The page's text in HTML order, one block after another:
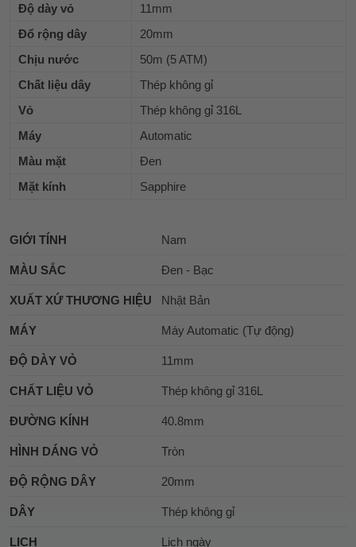
Độ dày vỏ
11mm
Đổ rộng dây
20mm
Chịu nước
50m (5 ATM)
Chất liệu dây
Thép không gỉ
Vỏ
Thép không gỉ 316L
Máy
Automatic
Màu mặt
Đen
Mặt kính
Sapphire
GIỚI TÍNH Nam
MÀU SẮC Đen - Bạc
XUẤT XỨ THƯƠNG HIỆU Nhật Bản
MÁY Máy Automatic (Tự động)
ĐỘ DÀY VỎ 11mm
CHẤT LIỆU VỎ Thép không gỉ 316L
ĐƯỜNG KÍNH 40.8mm
HÌNH DÁNG VỎ Tròn
ĐỘ RỘNG DÂY 20mm
DÂY Thép không gỉ
LỊCH Lịch ngày